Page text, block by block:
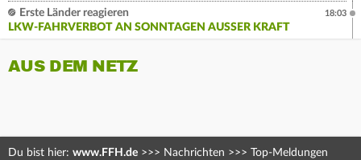
Erste Länder reagieren
LKW-FAHRVERBOT AN SONNTAGEN AUSSER KRAFT
18:03
AUS DEM NETZ
Du bist hier: www.FFH.de >>> Nachrichten >>> Top-Meldungen